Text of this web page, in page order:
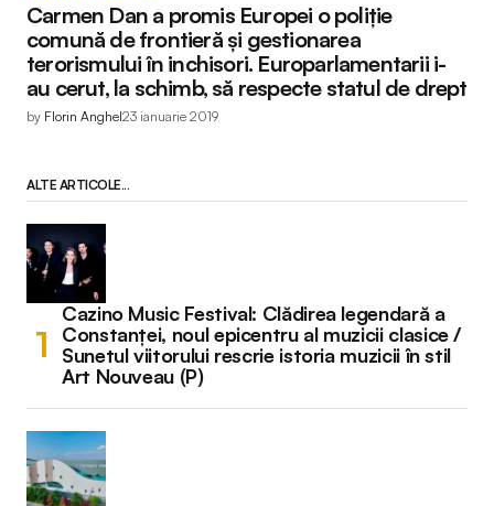
Carmen Dan a promis Europei o poliţie
comună de frontieră şi gestionarea
terorismului în inchisori. Europarlamentarii i-
au cerut, la schimb, să respecte statul de drept
by Florin Anghel23 ianuarie 2019
ALTE ARTICOLE...
Cazino Music Festival: Clădirea legendară a
Constanței, noul epicentru al muzicii clasice /
Sunetul viitorului rescrie istoria muzicii în stil
Art Nouveau (P)